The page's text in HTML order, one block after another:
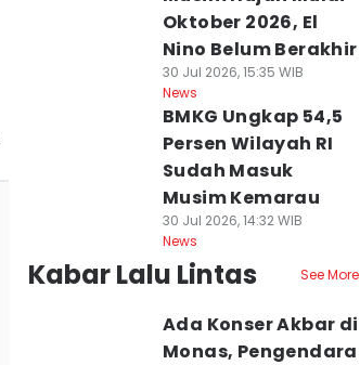
Oktober 2026, El
Nino Belum Berakhir
30 Jul 2026, 15:35 WIB
News
BMKG Ungkap 54,5
Persen Wilayah RI
Sudah Masuk
Musim Kemarau
30 Jul 2026, 14:32 WIB
News
Kabar Lalu Lintas See More
Ada Konser Akbar di
Monas, Pengendara